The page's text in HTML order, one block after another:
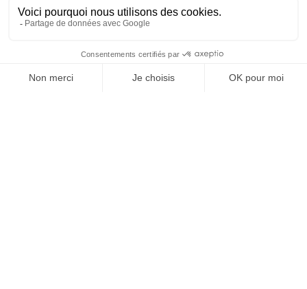
ASPRES-THUIR
Boulevard Violet, 66300 Thuir